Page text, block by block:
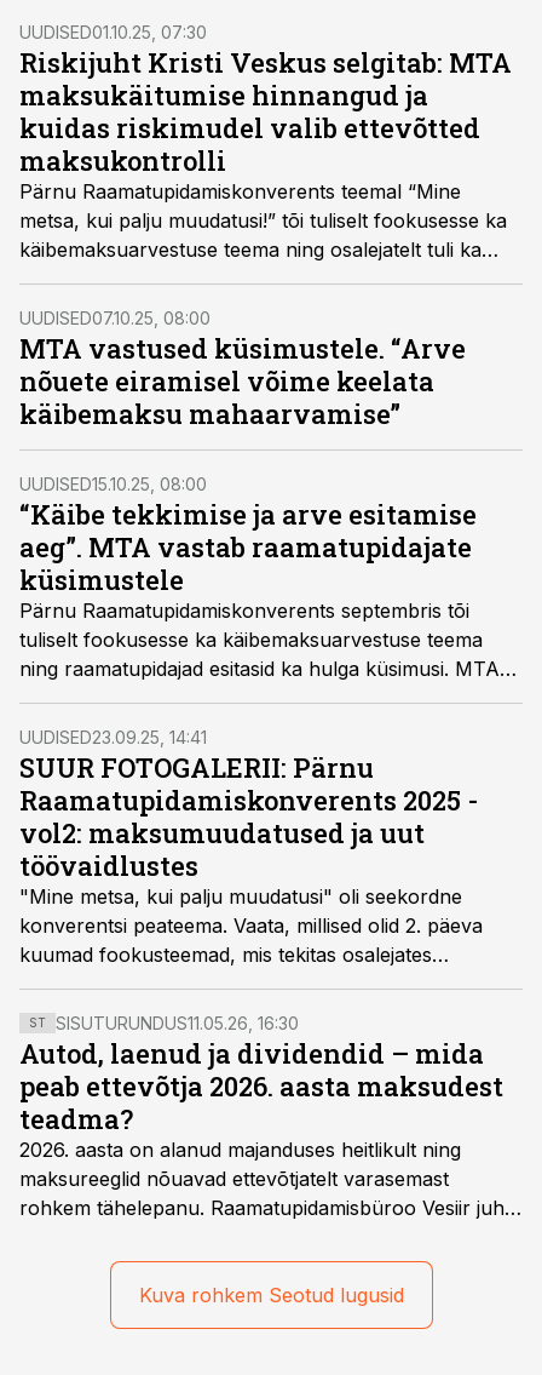
UUDISED01.10.25, 07:30
Riskijuht Kristi Veskus selgitab: MTA
maksukäitumise hinnangud ja
kuidas riskimudel valib ettevõtted
maksukontrolli
Pärnu Raamatupidamiskonverents teemal “Mine
metsa, kui palju muudatusi!” tõi tuliselt fookusesse ka
käibemaksuarvestuse teema ning osalejatelt tuli ka
hulga küsimusi. MTA käibemaksu osakonna riskijuht
Kristi Veskus vastab siin raamatupidajate küsimustele ja
selgitab kriitilisi murekohti.
UUDISED07.10.25, 08:00
MTA vastused küsimustele. “Arve
nõuete eiramisel võime keelata
käibemaksu mahaarvamise”
UUDISED15.10.25, 08:00
“Käibe tekkimise ja arve esitamise
aeg”. MTA vastab raamatupidajate
küsimustele
Pärnu Raamatupidamiskonverents septembris tõi
tuliselt fookusesse ka käibemaksuarvestuse teema
ning raamatupidajad esitasid ka hulga küsimusi. MTA
käibemaksu osakonna konsultant Vesta Õunpuu
selgitab, kuidas käsitleda olukordi, kus teenus on
osutatud ühel kuul, kuid arve on saadud oluliselt
hiljem.
UUDISED23.09.25, 14:41
SUUR FOTOGALERII: Pärnu
Raamatupidamiskonverents 2025 -
vol2: maksumuudatused ja uut
töövaidlustes
"Mine metsa, kui palju muudatusi" oli seekordne
konverentsi peateema. Vaata, millised olid 2. päeva
kuumad fookusteemad, mis tekitas osalejates
naerupahvakaid ning kes jäid kaamerasilma ette.
ST SISUTURUNDUS11.05.26, 16:30
Autod, laenud ja dividendid – mida
peab ettevõtja 2026. aasta maksudest
teadma?
2026. aasta on alanud majanduses heitlikult ning
maksureeglid nõuavad ettevõtjatelt varasemast
rohkem tähelepanu. Raamatupidamisbüroo Vesiir juht
mõjutavad enim auto kasutamist, laenusuhteid ja
dividendide maksustamist ning kus peituvad suurimad
riskikohad.
Kuva rohkem Seotud lugusid